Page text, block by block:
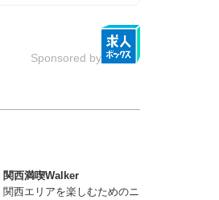
Sponsored by
関西満喫Walker
関西エリアを楽しむためのニ